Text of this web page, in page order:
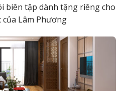
biên tập dành tặng riêng cho
của Lâm Phương